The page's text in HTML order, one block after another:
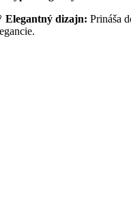
Elegantný dizajn: Prináša